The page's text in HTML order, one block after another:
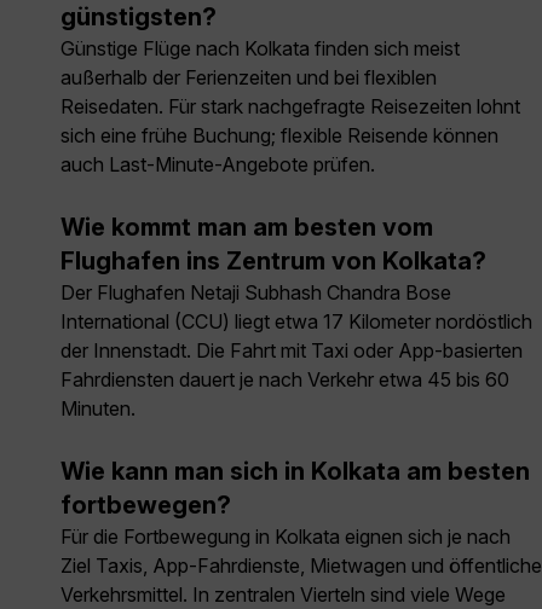
günstigsten?
Günstige Flüge nach Kolkata finden sich meist
außerhalb der Ferienzeiten und bei flexiblen
Reisedaten. Für stark nachgefragte Reisezeiten lohnt
sich eine frühe Buchung; flexible Reisende können
auch Last-Minute-Angebote prüfen.
Wie kommt man am besten vom
Flughafen ins Zentrum von Kolkata?
Der Flughafen Netaji Subhash Chandra Bose
International (CCU) liegt etwa 17 Kilometer nordöstlich
der Innenstadt. Die Fahrt mit Taxi oder App-basierten
Fahrdiensten dauert je nach Verkehr etwa 45 bis 60
Minuten.
Wie kann man sich in Kolkata am besten
fortbewegen?
Für die Fortbewegung in Kolkata eignen sich je nach
Ziel Taxis, App-Fahrdienste, Mietwagen und öffentliche
Verkehrsmittel. In zentralen Vierteln sind viele Wege